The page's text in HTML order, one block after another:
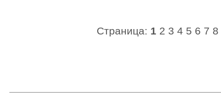
Страница: 1 2 3 4 5 6 7 8